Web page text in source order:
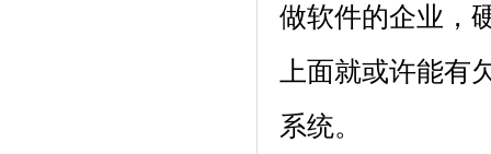
做软件的企业，
上面就或许能
系统。